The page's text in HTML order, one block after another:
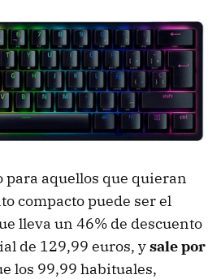
para aquellos que quieran
compacto puede ser el
lleva un 46% de descuento
de 129,99 euros, ysale por
los 99,99 habituales,